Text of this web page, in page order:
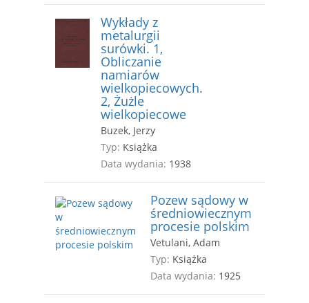
Wykłady z
metalurgii
surówki. 1,
Obliczanie
namiarów
wielkopiecowych.
2, Żużle
wielkopiecowe
Buzek, Jerzy
Typ: Książka
Data wydania: 1938
Pozew sądowy w
średniowiecznym
procesie polskim
Vetulani, Adam
Typ: Książka
Data wydania: 1925